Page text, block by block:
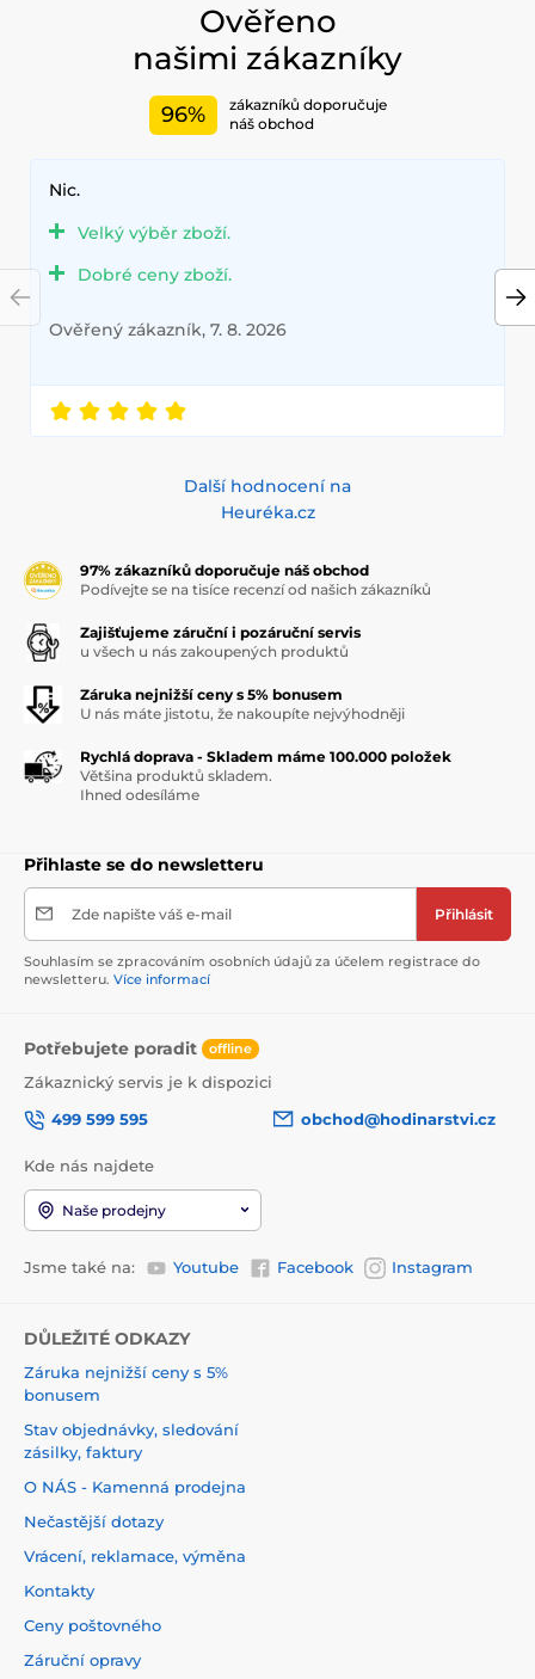
Ověřeno
našimi zákazníky
96%
zákazníků doporučuje
náš obchod
Nic.
Velký výběr zboží.
Dobré ceny zboží.
Ověřený zákazník, 7. 8. 2026
Další hodnocení na
Heuréka.cz
97% zákazníků doporučuje náš obchod
Podívejte se na tisíce recenzí od našich zákazníků
Zajišťujeme záruční i pozáruční servis
u všech u nás zakoupených produktů
Záruka nejnižší ceny s 5% bonusem
U nás máte jistotu, že nakoupíte nejvýhodněji
Rychlá doprava - Skladem máme 100.000 položek
Většina produktů skladem.
Ihned odesíláme
Přihlaste se do newsletteru
Zde napište váš e-mail Přihlásit
Souhlasím se zpracováním osobních údajů za účelem registrace do
newsletteru. Více informací
Potřebujete poradit offline
Zákaznický servis je k dispozici
499 599 595
obchod@hodinarstvi.cz
Kde nás najdete
Naše prodejny
Jsme také na: Youtube Facebook Instagram
DŮLEŽITÉ ODKAZY
Záruka nejnižší ceny s 5%
bonusem
Stav objednávky, sledování
zásilky, faktury
O NÁS - Kamenná prodejna
Nečastější dotazy
Vrácení, reklamace, výměna
Kontakty
Ceny poštovného
Záruční opravy